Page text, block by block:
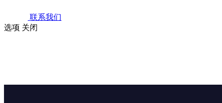
联系我们
选项 关闭